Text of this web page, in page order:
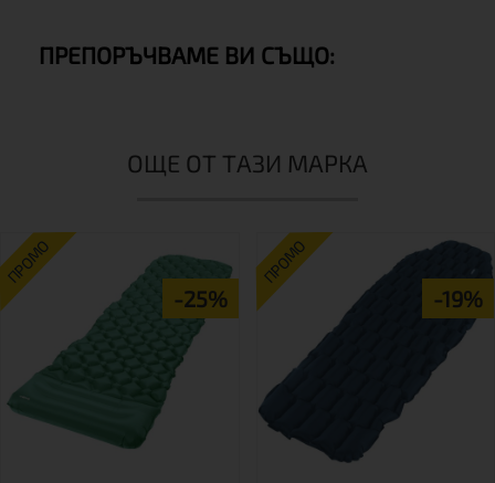
ПРЕПОРЪЧВАМЕ ВИ СЪЩО:
ОЩЕ ОТ ТАЗИ МАРКА
ПРОМО
-25%
ПРОМО
-19%